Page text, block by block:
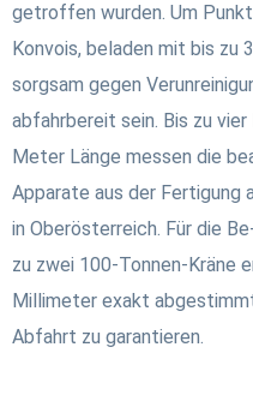
getroffen wurden. Um
Konvois, beladen mit bis zu
sorgsam gegen
abfahrbereit sein. Bis zu
Meter Länge messen die
Apparate aus der Fertigung
in Oberösterreich. Für die
zu zwei 100-Tonnen-Kräne
Millimeter exakt
Abfahrt zu garantieren.